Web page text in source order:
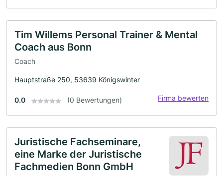
Tim Willems Personal Trainer & Mental
Coach aus Bonn
Coach
Hauptstraße 250, 53639 Königswinter
0.0 (0 Bewertungen) Firma bewerten
Juristische Fachseminare,
eine Marke der Juristische
Fachmedien Bonn GmbH